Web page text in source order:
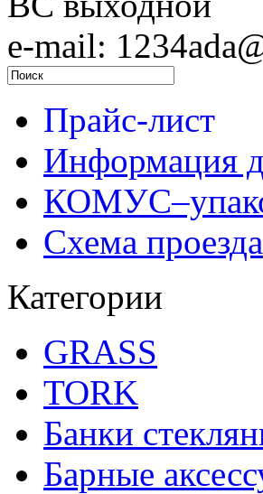
e-mail:
Прайс-лист
Информация
Схема проезда
Категории
GRASS
TORK
Банки
Барные